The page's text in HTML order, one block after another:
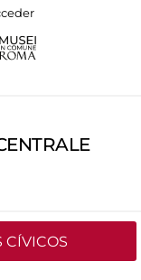
CÍVICOS